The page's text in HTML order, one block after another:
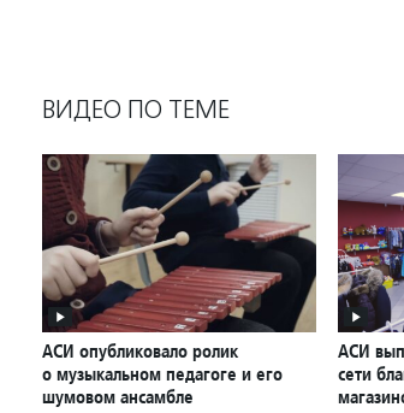
ВИДЕО ПО ТЕМЕ
АСИ опубликовало ролик
о музыкальном педагоге и его
шумовом ансамбле
АСИ
сети